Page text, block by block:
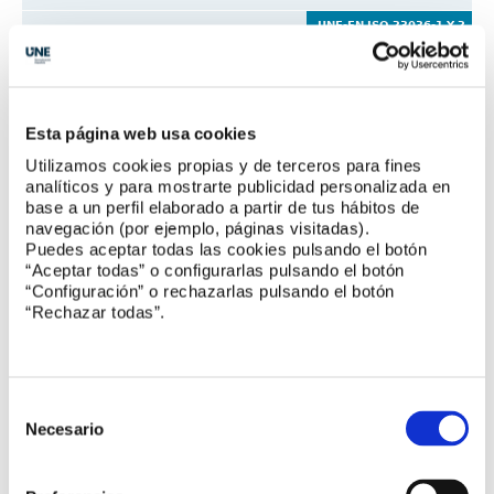
Esta página web usa cookies
Utilizamos cookies propias y de terceros para fines
analíticos y para mostrarte publicidad personalizada en
base a un perfil elaborado a partir de tus hábitos de
navegación (por ejemplo, páginas visitadas).
Puedes aceptar todas las cookies pulsando el botón
“Aceptar todas” o configurarlas pulsando el botón
“Configuración” o rechazarlas pulsando el botón
“Rechazar todas”.
Necesario
UNE-EN ISO 23036-1 Y 2
Microbiología de la cadena alimentaria
Códigos para la representación de los nombres
de las lenguas
Reuniones de comités
Grupo de Trabajo del Subcomité UNE de
Comité UNE de Prefabricados de cemento y